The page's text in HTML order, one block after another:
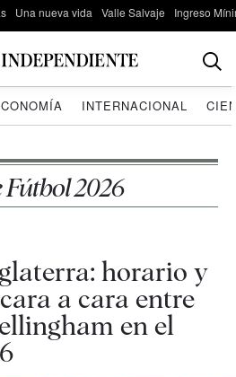
Una nueva vida Valle Salvaje Ingreso
INTERNACIONAL
2026
horario y
a cara entre
en el